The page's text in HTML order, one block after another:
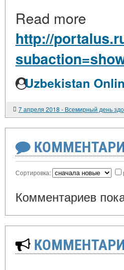
Read more
http://
Uzbekistan
Сортировка:
Комментариев